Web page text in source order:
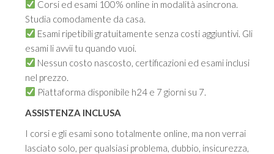
Corsi ed esami 100% online in modalità asincrona.
Studia comodamente da casa.
Esami ripetibili gratuitamente senza costi aggiuntivi. Gli
esami li avvii tu quando vuoi.
Nessun costo nascosto, certificazioni ed esami inclusi
nel prezzo.
Piattaforma disponibile h24 e 7 giorni su 7.
ASSISTENZA INCLUSA
I corsi e gli esami sono totalmente online, ma non verrai
lasciato solo, per qualsiasi problema, dubbio, insicurezza,